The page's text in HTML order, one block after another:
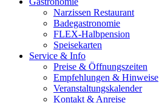
Narzissen Restaurant
Badegastronomie
FLEX-Halbpension
Speisekarten
Service & Info
Preise & Öffnungszeiten
Empfehlungen & Hinweise
Veranstaltungskalender
Kontakt & Anreise